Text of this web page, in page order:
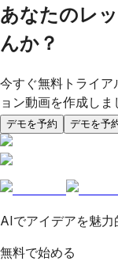
あなたのレ
んか？
今すぐ無料トライ
ョン動画を作成しま
デモを予約 デモを予
AIでアイデアを魅力
無料で始める